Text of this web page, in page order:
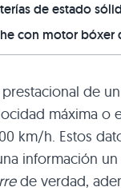
de estado
con motor
de
máxima o
km/h. Estos
información
de verdad,